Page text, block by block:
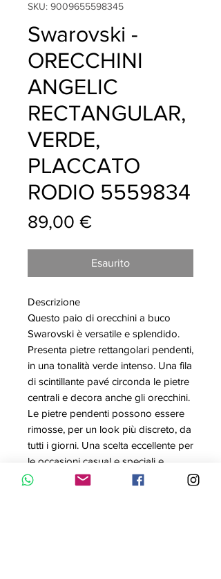
SKU: 9009655598345
Swarovski -
ORECCHINI
ANGELIC
RECTANGULAR,
VERDE,
PLACCATO
RODIO 5559834
89,00 €Prezzo
Esaurito
Descrizione
Questo paio di orecchini a buco
Swarovski è versatile e splendido.
Presenta pietre rettangolari pendenti,
in una tonalità verde intenso. Una fila
di scintillante pavé circonda le pietre
centrali e decora anche gli orecchini.
Le pietre pendenti possono essere
rimosse, per un look più discreto, da
tutti i giorni. Una scelta eccellente per
le occasioni casual e speciali e
un’idea regalo che delizierà le